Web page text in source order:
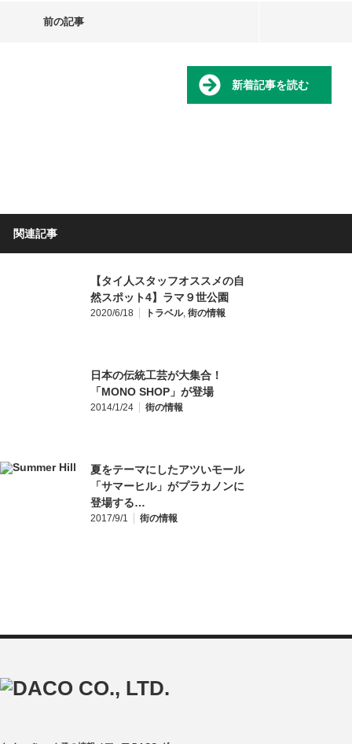
前の記事
新着記事を読む
関連記事
【タイ人スタッフオススメの自
然スポット4】ラマ９世公園
2020/6/18 トラベル, 街の情報
日本の伝統工芸が大集合！
「MONO SHOP」が登場
2014/1/24 街の情報
夏をテーマにしたアツいモール
「サマーヒル」がプラカノンに
登場する…
2017/9/1 街の情報